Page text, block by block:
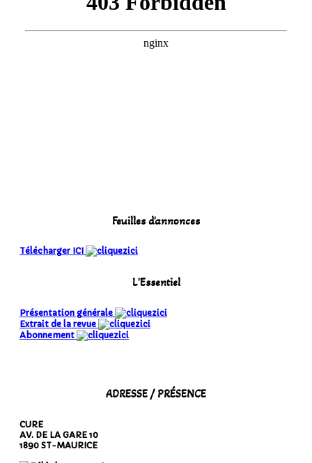
Feuilles d'annonces
Télécharger ICI
L'Essentiel
Présentation générale
Extrait de la revue
Abonnement
ADRESSE / PRÉSENCE
CURE
AV. DE LA GARE 10
1890 ST-MAURICE